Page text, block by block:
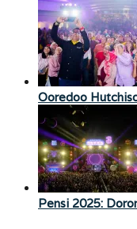
Ooredoo
Pensi 2025: